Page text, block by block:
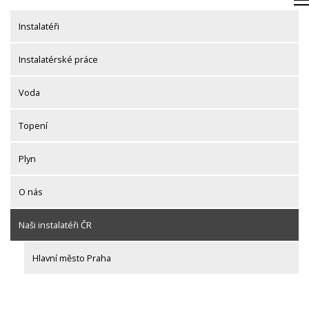
contentInstalatéři
Instalatérské práce
Voda
Topení
Plyn
O nás
Naši instalatéři ČR
Hlavní město Praha